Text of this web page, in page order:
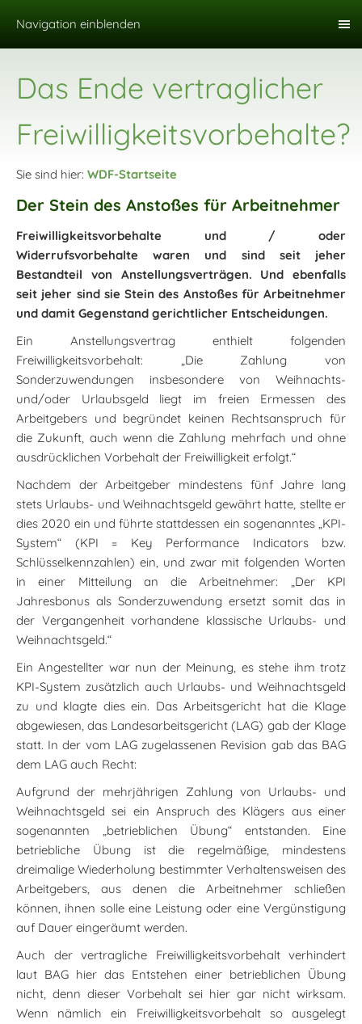
Navigation einblenden
Das Ende vertraglicher
Freiwilligkeitsvorbehalte?
Sie sind hier: WDF-Startseite
Der Stein des Anstoßes für Arbeitnehmer
Freiwilligkeitsvorbehalte und / oder
Widerrufsvorbehalte waren und sind seit jeher
Bestandteil von Anstellungsverträgen. Und ebenfalls
seit jeher sind sie Stein des Anstoßes für Arbeitnehmer
und damit Gegenstand gerichtlicher Entscheidungen.
Ein Anstellungsvertrag enthielt folgenden
Freiwilligkeitsvorbehalt: „Die Zahlung von
Sonderzuwendungen insbesondere von Weihnachts-
und/oder Urlaubsgeld liegt im freien Ermessen des
Arbeitgebers und begründet keinen Rechtsanspruch für
die Zukunft, auch wenn die Zahlung mehrfach und ohne
ausdrücklichen Vorbehalt der Freiwilligkeit erfolgt.“
Nachdem der Arbeitgeber mindestens fünf Jahre lang
stets Urlaubs- und Weihnachtsgeld gewährt hatte, stellte er
dies 2020 ein und führte stattdessen ein sogenanntes „KPI-
System“ (KPI = Key Performance Indicators bzw.
Schlüsselkennzahlen) ein, und zwar mit folgenden Worten
in einer Mitteilung an die Arbeitnehmer: „Der KPI
Jahresbonus als Sonderzuwendung ersetzt somit das in
der Vergangenheit vorhandene klassische Urlaubs- und
Weihnachtsgeld.“
Ein Angestellter war nun der Meinung, es stehe ihm trotz
KPI-System zusätzlich auch Urlaubs- und Weihnachtsgeld
zu und klagte dies ein. Das Arbeitsgericht hat die Klage
abgewiesen, das Landesarbeitsgericht (LAG) gab der Klage
statt. In der vom LAG zugelassenen Revision gab das BAG
dem LAG auch Recht:
Aufgrund der mehrjährigen Zahlung von Urlaubs- und
Weihnachtsgeld sei ein Anspruch des Klägers aus einer
sogenannten „betrieblichen Übung“ entstanden. Eine
betriebliche Übung ist die regelmäßige, mindestens
dreimalige Wiederholung bestimmter Verhaltensweisen des
Arbeitgebers, aus denen die Arbeitnehmer schließen
können, ihnen solle eine Leistung oder eine Vergünstigung
auf Dauer eingeräumt werden.
Auch der vertragliche Freiwilligkeitsvorbehalt verhindert
laut BAG hier das Entstehen einer betrieblichen Übung
nicht, denn dieser Vorbehalt sei hier gar nicht wirksam.
Wenn nämlich ein Freiwilligkeitsvorbehalt so ausgelegt